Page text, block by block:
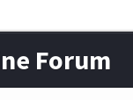
Forum